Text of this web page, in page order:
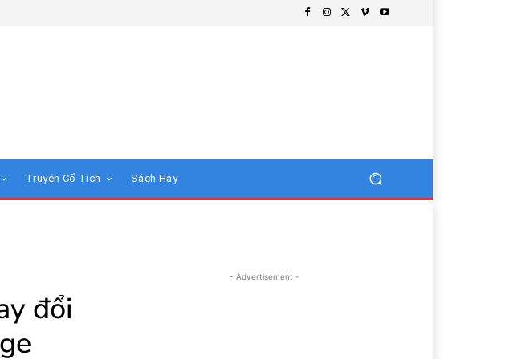
Truyện Cổ Tích Sách Hay
đổi
- Advertisement -